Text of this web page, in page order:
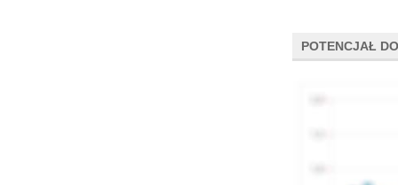
POTENCJAŁ